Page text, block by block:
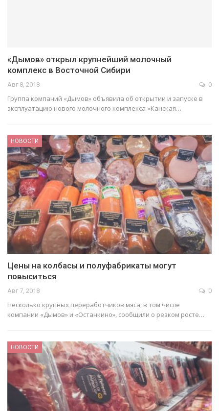
«Дымов» открыл крупнейший молочный
комплекс в Восточной Сибири
Авг 8, 2018 0
Группа компаний «Дымов» объявила об открытии и запуске в
эксплуатацию нового молочного комплекса «Канская…
НОВОСТИ
Цены на колбасы и полуфабрикаты могут
повыситься
Авг 7, 2018 0
Несколько крупных переработчиков мяса, в том числе
компании «Дымов» и «Останкино», сообщили о резком росте…
НОВОСТИ